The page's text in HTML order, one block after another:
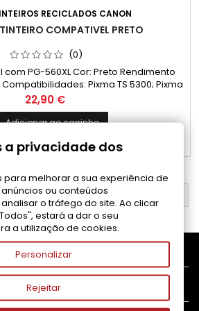
RECICLADOS CANON
COMPATIVEL PRETO
(0)
PG-560XL Cor: Preto Rendimento
Pixma TS 5300; Pixma
Pixma TS 5350i; Pixma TS 5351; Pixma
Pixma TS 5352; Pixma TS 5352a; Pixma
Pixma TS 5355; Pixma TS 5355a;
Preço
22,90 €
Adicionar ao carrinho
Disponível
VOLTAR AO TOPO
a privacidade dos
para melhorar a sua experiência de
ou conteúdos
o tráfego do site. Ao clicar
estará a dar o seu
a utilização de cookies.
Personalizar
Rejeitar